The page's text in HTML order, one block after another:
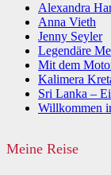
Alexandra
Anna Vieth
Jenny Seyler
Legendäre
Mit dem
Kalimera
Sri Lanka –
Willkommen
Meine Reise